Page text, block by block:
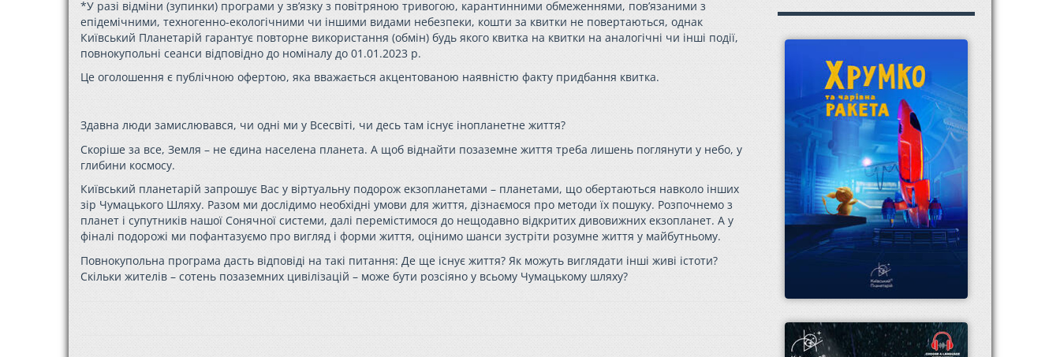
*У разі відміни (зупинки) програми у зв’язку з повітряною тривогою, карантинними обмеженнями, пов’язаними з
епідемічними, техногенно-екологічними чи іншими видами небезпеки, кошти за квитки не повертаються, однак
Київський Планетарій гарантує повторне використання (обмін) будь якого квитка на квитки на аналогічні чи інші події,
повнокупольні сеанси відповідно до номіналу до 01.01.2023 р.
Це оголошення є публічною офертою, яка вважається акцентованою наявністю факту придбання квитка.
Здавна люди замислювався, чи одні ми у Всесвіті, чи десь там існує інопланетне життя?
Скоріше за все, Земля – не єдина населена планета. А щоб віднайти позаземне життя треба лишень поглянути у небо, у
глибини космосу.
Київський планетарій запрошує Вас у віртуальну подорож екзопланетами – планетами, що обертаються навколо інших
зір Чумацького Шляху. Разом ми дослідимо необхідні умови для життя, дізнаємося про методи їх пошуку. Розпочнемо з
планет і супутників нашої Сонячної системи, далі перемістимося до нещодавно відкритих дивовижних екзопланет. А у
фіналі подорожі ми пофантазуємо про вигляд і форми життя, оцінимо шанси зустріти розумне життя у майбутньому.
Повнокупольна програма дасть відповіді на такі питання: Де ще існує життя? Як можуть виглядати інші живі істоти?
Скільки жителів – сотень позаземних цивілізацій – може бути розсіяно у всьому Чумацькому шляху?